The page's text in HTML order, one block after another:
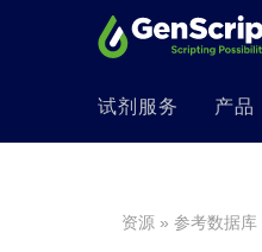
试剂服务 产品
资源 » 参考数据库